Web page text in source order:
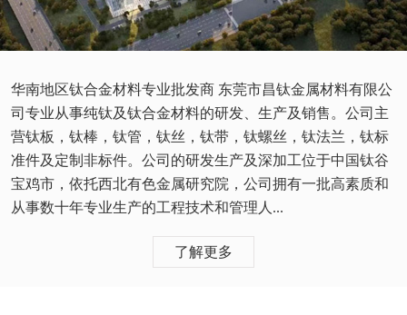
华南地区钛合金材料专业批发商 东莞市昌钛金属材料有限公
司专业从事纯钛及钛合金材料的研发、生产及销售。公司主
营钛板，钛棒，钛管，钛丝，钛带，钛螺丝，钛法兰，钛标
准件及定制非标件。公司的研发生产及深加工位于中国钛谷
宝鸡市，依托西北有色金属研究院，公司拥有一批高素质和
从事数十年专业生产的工程技术和管理人...
了解更多